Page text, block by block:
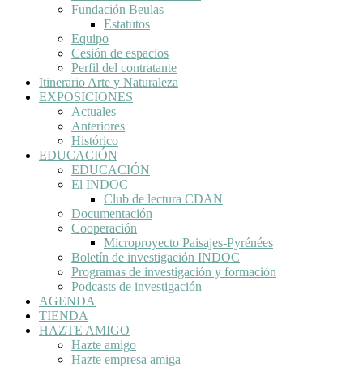
Fundación Beulas
Estatutos
Equipo
Cesión de espacios
Perfil del contratante
Itinerario Arte y Naturaleza
EXPOSICIONES
Actuales
Anteriores
Histórico
EDUCACIÓN
EDUCACIÓN
El INDOC
Club de lectura CDAN
Documentación
Cooperación
Microproyecto Paisajes-Pyrénées
Boletín de investigación INDOC
Programas de investigación y formación
Podcasts de investigación
AGENDA
TIENDA
HAZTE AMIGO
Hazte amigo
Hazte empresa amiga